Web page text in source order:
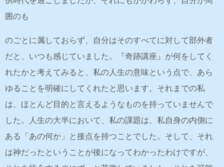
囲のも
のごとに属しておらず、自分はそのすべてに対して部外者
だと、いつも感じていました。『奇跡講座』が何をしてく
れたかと考えてみると、私の人生の意味という点で、あら
ゆることを明確にしてくれたと思います。それまでの私
は、ほとんど目的と言えるようなものを持っていませんで
した。人生の大半において、私の課題は、私自身の内側に
ある「あの何か」と接点を持つことでした。そして、それ
は神だったということが後になってわかったわけですが、